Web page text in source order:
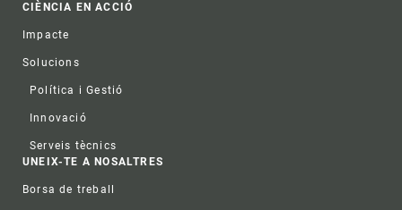
CIÈNCIA EN ACCIÓ
Impacte
Solucions
Política i Gestió
Innovació
Serveis tècnics
UNEIX-TE A NOSALTRES
Borsa de treball